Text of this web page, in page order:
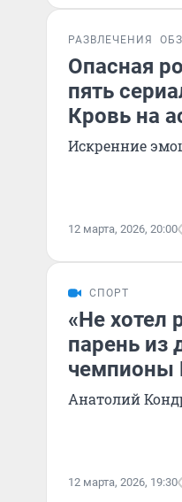
РАЗВЛЕЧЕНИЯ
Опасная
пять
Кровь на
Искренние
12 марта, 2026, 20:00
СПОРТ
«Не хотел
парень из
Анатолий
12 марта, 2026, 19:30